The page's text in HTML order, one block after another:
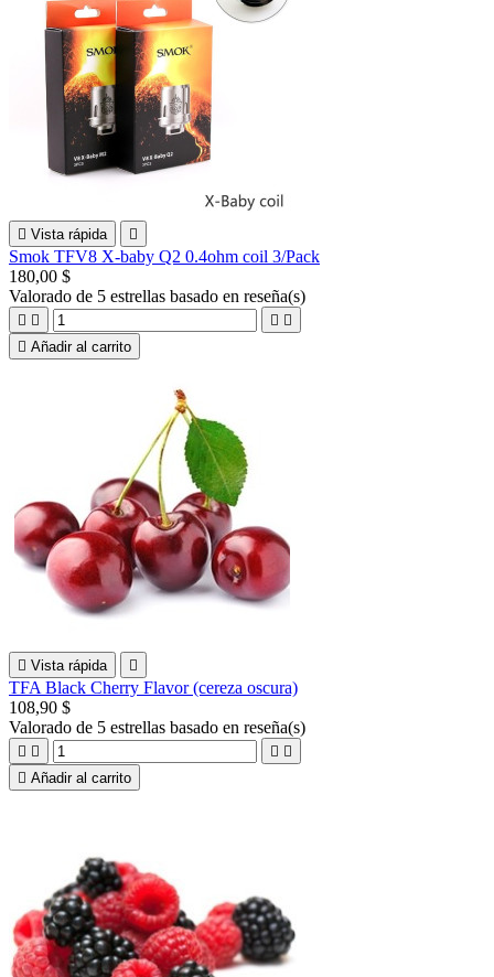
 Vista rápida 
Smok TFV8 X-baby Q2 0.4ohm coil 3/Pack
180,00 $
Valorado de 5 estrellas basado en reseña(s)
   
 Añadir al carrito
 Vista rápida 
TFA Black Cherry Flavor (cereza oscura)
108,90 $
Valorado de 5 estrellas basado en reseña(s)
   
 Añadir al carrito